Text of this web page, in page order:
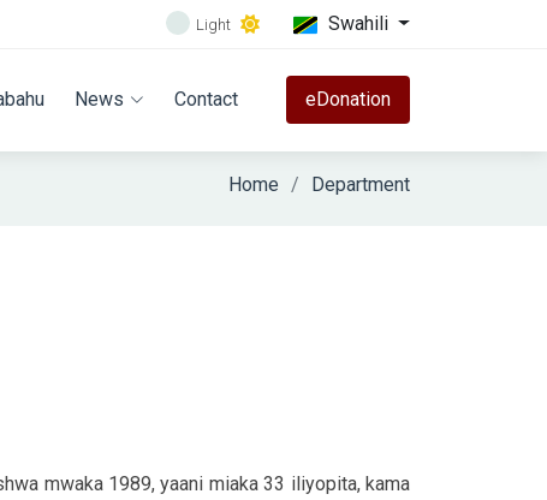
Light Swahili
News Contact eDonation
Home Department
mwaka 1989, yaani miaka 33 iliyopita, kama